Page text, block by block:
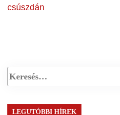
csúszdán
LEGUTÓBBI HÍREK